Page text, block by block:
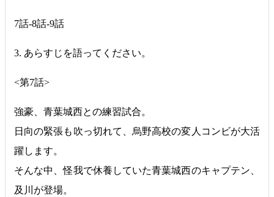
7話-8話-9話
3. あらすじを語ってください。
<第7話>
強豪、青葉城西との練習試合。
日向の緊張も吹っ切れて、烏野高校の変人コンビが大活
躍します。
そんな中、怪我で休養していた青葉城西のキャプテン、
及川が登場。